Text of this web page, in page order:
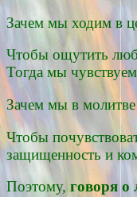
Зачем мы ходим в
Чтобы ощутить
Тогда мы
Зачем мы в
Чтобы
защищенность и
Поэтому, говоря